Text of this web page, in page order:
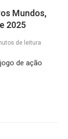
Mundos,
2025
de leitura
de ação